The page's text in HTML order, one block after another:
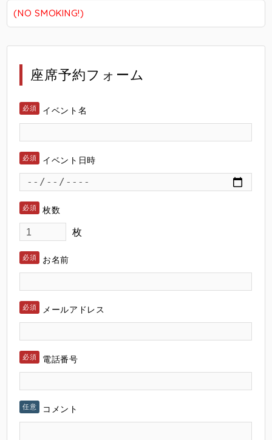
(NO SMOKING!)
座席予約フォーム
イベント名
イベント日時
枚数
枚
お名前
メールアドレス
電話番号
コメント